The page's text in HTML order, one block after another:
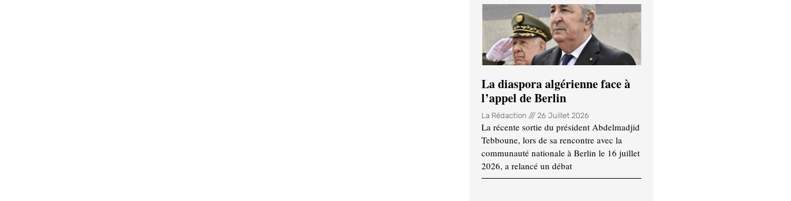
La diaspora algérienne face à
l’appel de Berlin
La Rédaction 26 Juillet 2026
La récente sortie du président Abdelmadjid
Tebboune, lors de sa rencontre avec la
communauté nationale à Berlin le 16 juillet
2026, a relancé un débat